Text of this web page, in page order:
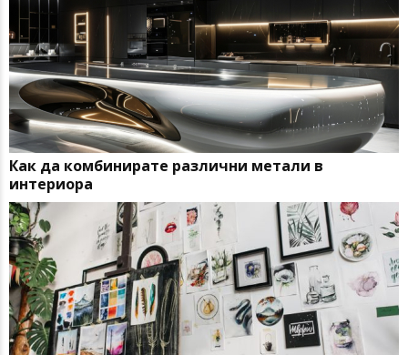
Как да комбинирате различни метали в
интериора